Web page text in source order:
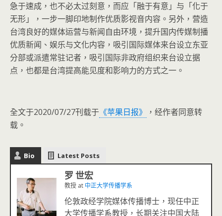
急于速成，也不必太过刻意，而应「融于有意」与「化于
无形」，一步一脚印地制作优质影视音内容。另外，营造
台湾良好的媒体运营与新闻自由环境，提升国内传媒制播
优质新闻、娱乐与文化内容，吸引国际媒体来台设立东亚
分部或派遣常驻记者，吸引国际非政府组织来台设立据
点，也都是台湾提高能见度和影响力的方式之一。
全文于2020/07/27刊载于 《苹果日报》
，经作者同意转
载。
Bio Latest Posts
罗 世宏
教授 at 中正大学传播学系
伦敦政经学院媒体传播博士，现任中正
大学传播学系教授，长期关注中国大陆